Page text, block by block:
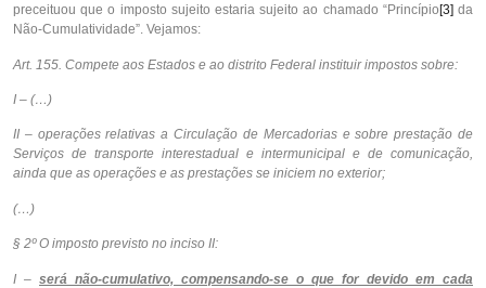
preceituou que o imposto sujeito estaria sujeito ao chamado “Princípio [3] da
Não-Cumulatividade”. Vejamos:
Art. 155. Compete aos Estados e ao distrito Federal instituir impostos sobre:
I – (…)
II – operações relativas a Circulação de Mercadorias e sobre prestação de
Serviços de transporte interestadual e intermunicipal e de comunicação,
ainda que as operações e as prestações se iniciem no exterior;
(…)
§ 2º O imposto previsto no inciso II:
I – será não-cumulativo, compensando-se o que for devido em cada